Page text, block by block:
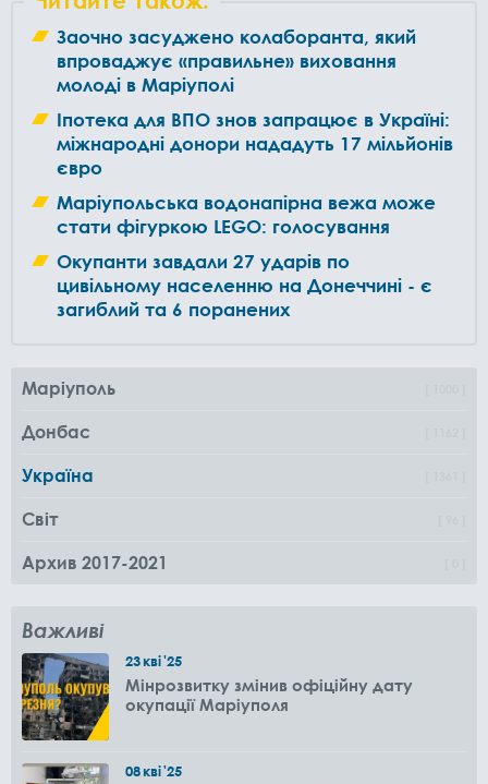
Заочно засуджено колаборанта, який
впроваджує «правильне» виховання
молоді в Маріуполі
Іпотека для ВПО знов запрацює в Україні:
міжнародні донори нададуть 17 мільйонів
євро
Маріупольська водонапірна вежа може
стати фігуркою LEGO: голосування
Окупанти завдали 27 ударів по
цивільному населенню на Донеччині - є
загиблий та 6 поранених
Маріуполь
Донбас
Україна
Світ
Архив 2017-2021
Важливі
23кві'25
Мінрозвитку змінив офіційну дату
окупації Маріуполя
08кві'25